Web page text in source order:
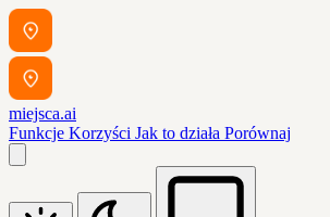
miejsca.ai
Funkcje Korzyści Jak to działa Porównaj